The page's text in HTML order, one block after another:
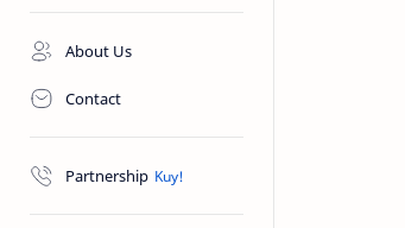
About Us
Contact
Partnership